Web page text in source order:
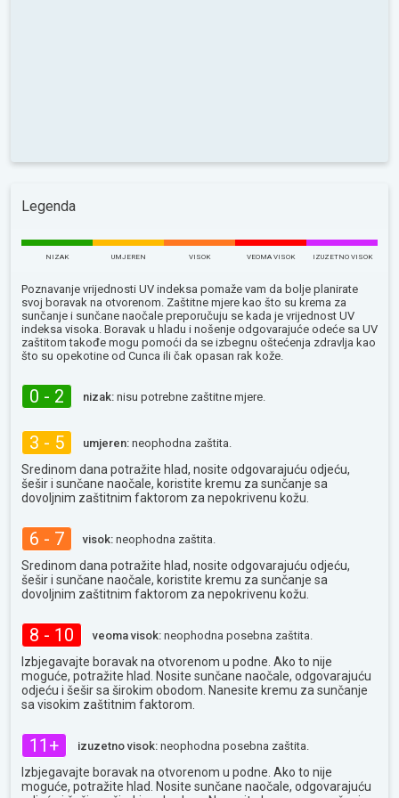
Legenda
NIZAK UMJEREN VISOK VEOMA VISOK IZUZETNO VISOK
Poznavanje vrijednosti UV indeksa pomaže vam da bolje planirate
svoj boravak na otvorenom. Zaštitne mjere kao što su krema za
sunčanje i sunčane naočale preporučuju se kada je vrijednost UV
indeksa visoka. Boravak u hladu i nošenje odgovarajuće odeće sa UV
zaštitom takođe mogu pomoći da se izbegnu oštećenja zdravlja kao
što su opekotine od Сunca ili čak opasan rak kože.
0 - 2 nizak: nisu potrebne zaštitne mjere.
3 - 5 umjeren: neophodna zaštita.
Sredinom dana potražite hlad, nosite odgovarajuću odjeću,
šešir i sunčane naočale, koristite kremu za sunčanje sa
dovoljnim zaštitnim faktorom za nepokrivenu kožu.
6 - 7 visok: neophodna zaštita.
Sredinom dana potražite hlad, nosite odgovarajuću odjeću,
šešir i sunčane naočale, koristite kremu za sunčanje sa
dovoljnim zaštitnim faktorom za nepokrivenu kožu.
8 - 10 veoma visok: neophodna posebna zaštita.
Izbjegavajte boravak na otvorenom u podne. Ako to nije
moguće, potražite hlad. Nosite sunčane naočale, odgovarajuću
odjeću i šešir sa širokim obodom. Nanesite kremu za sunčanje
sa visokim zaštitnim faktorom.
11+ izuzetno visok: neophodna posebna zaštita.
Izbjegavajte boravak na otvorenom u podne. Ako to nije
moguće, potražite hlad. Nosite sunčane naočale, odgovarajuću